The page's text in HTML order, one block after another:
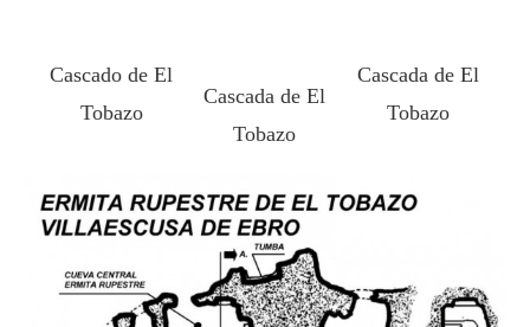
Cascado de El
Tobazo
Cascada de El
Tobazo
Cascada de El
Tobazo